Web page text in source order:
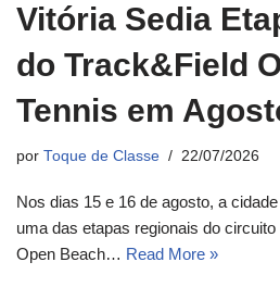
Vitória Sedia
do Track&Field
Tennis em
por Toque de Classe 22/07/2026
Nos dias 15 e 16 de agosto, a
uma das etapas regionais do
Open Beach… Read More »